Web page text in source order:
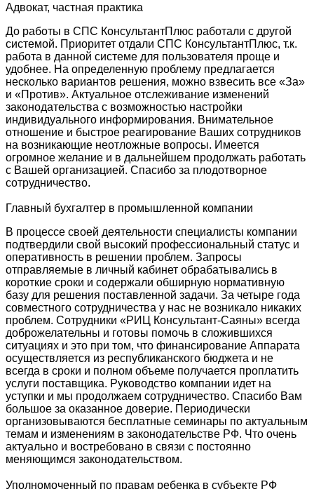
Адвокат, частная практика
До работы в СПС КонсультантПлюс работали с другой
системой. Приоритет отдали СПС КонсультантПлюс, т.к.
работа в данной системе для пользователя проще и
удобнее. На определенную проблему предлагается
несколько вариантов решения, можно взвесить все «За»
и «Против». Актуальное отслеживание изменений
законодательства с возможностью настройки
индивидуального информирования. Внимательное
отношение и быстрое реагирование Ваших сотрудников
на возникающие неотложные вопросы. Имеется
огромное желание и в дальнейшем продолжать работать
с Вашей организацией. Спасибо за плодотворное
сотрудничество.
Главный бухгалтер в промышленной компании
В процессе своей деятельности специалисты компании
подтвердили свой высокий профессиональный статус и
оперативность в решении проблем. Запросы
отправляемые в личный кабинет обрабатывались в
короткие сроки и содержали обширную нормативную
базу для решения поставленной задачи. За четыре года
совместного сотрудничества у нас не возникало никаких
проблем. Сотрудники «РИЦ Консультант-Саяны» всегда
доброжелательны и готовы помочь в сложившихся
ситуациях и это при том, что финансирование Аппарата
осуществляется из республиканского бюджета и не
всегда в сроки и полном объеме получается проплатить
услуги поставщика. Руководство компании идет на
уступки и мы продолжаем сотрудничество. Спасибо Вам
большое за оказанное доверие. Периодически
организовываются бесплатные семинары по актуальным
темам и изменениям в законодательстве РФ. Что очень
актуально и востребовано в связи с постоянно
меняющимся законодательством.
Уполномоченный по правам ребенка в субъекте РФ